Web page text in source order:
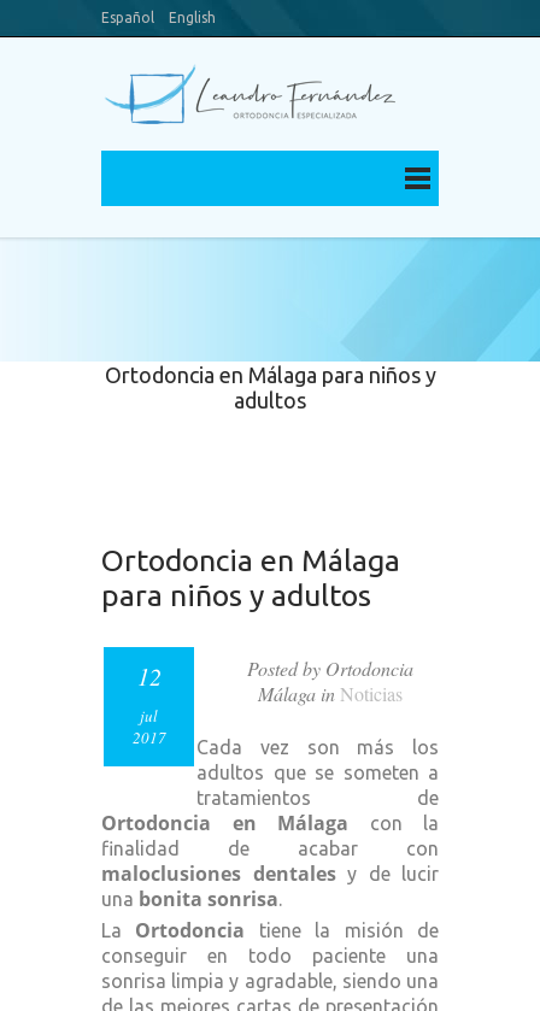
Español English
Ortodoncia en Málaga para niños y
adultos
Ortodoncia en Málaga
para niños y adultos
Posted by Ortodoncia
Málaga in Noticias
12
jul
2017
Cada vez son más los
adultos que se someten a
tratamientos de
Ortodoncia en Málaga con la
finalidad de acabar con
maloclusiones dentalesy de lucir
una bonita sonrisa.
La Ortodoncia tiene la misión de
conseguir en todo paciente una
sonrisa limpia y agradable, siendo una
de las mejores cartas de presentación